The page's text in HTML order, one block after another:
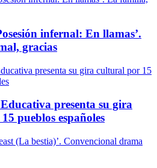
infernal: En llamas’.
gracias
presenta su gira
pueblos españoles